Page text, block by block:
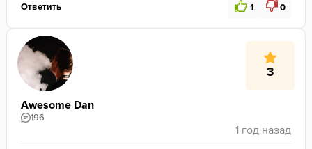
Ответить 1 0
3
Awesome Dan
196